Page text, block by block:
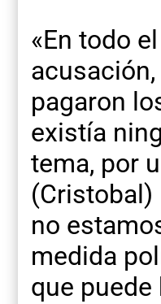
«En todo
pagaron
existía
tema, por
(Cristobal)
no
medida
que puede